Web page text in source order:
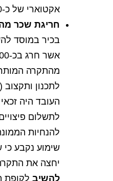
אקטוארי של כ-500
חריגת שכר
בכיר במוסד
אשר חרג בכ-2,000
מהתקרה
לתכנון ותקצוב (
העובד היה זכאי
לתשלום
להנחיות
שימוע נקבע כי
יחצה את
להשיב לקופת